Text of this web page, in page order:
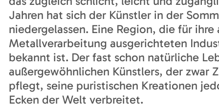
Jahren hat sich der Künstler in der
niedergelassen. Eine Region, die für ihre
Metallverarbeitung ausgerichteten
bekannt ist. Der fast schon natürliche
außergewöhnlichen Künstlers, der zwar
pflegt, seine puristischen Kreationen
Ecken der Welt verbreitet.